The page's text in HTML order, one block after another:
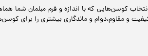
کوسن‌هایی که با اندازه و فرم مبلمان شما
و مقاوم،دوام و ماندگاری بیشتری را برای